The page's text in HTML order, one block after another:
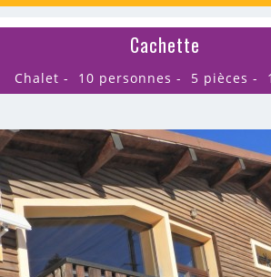
Cachette
Chalet 10 personnes 5 pièces